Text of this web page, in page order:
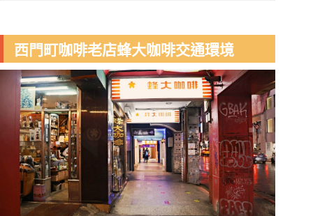
西門町咖啡老店蜂大咖啡交通環境